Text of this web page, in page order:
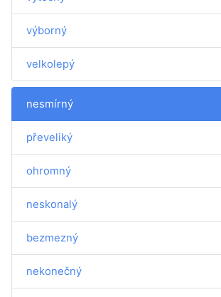
výborný
velkolepý
nesmírný
převeliký
ohromný
neskonalý
bezmezný
nekonečný